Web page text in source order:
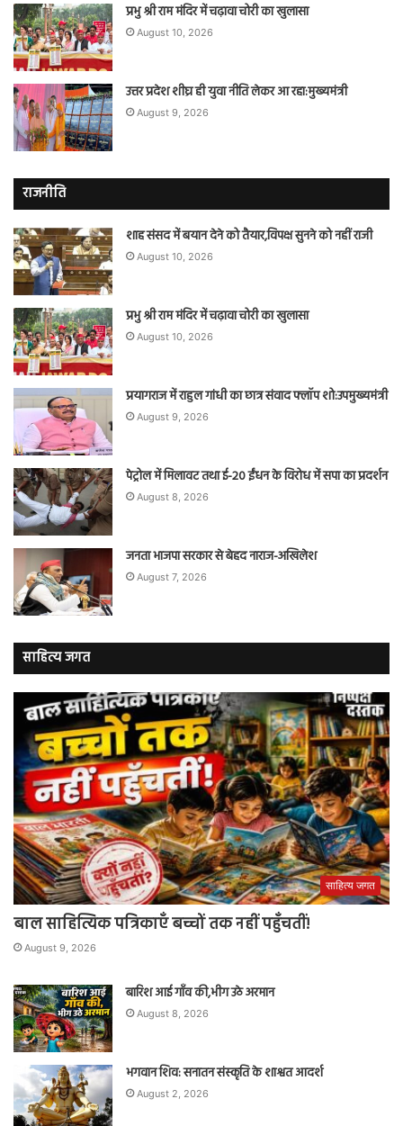
प्रभु श्री राम मंदिर में चढ़ावा चोरी का खुलासा
August 10, 2026
उत्तर प्रदेश शीघ्र ही युवा नीति लेकर आ रहा:मुख्यमंत्री
August 9, 2026
राजनीति
शाह संसद में बयान देने को तैयार,विपक्ष सुनने को नहीं राजी
August 10, 2026
प्रभु श्री राम मंदिर में चढ़ावा चोरी का खुलासा
August 10, 2026
प्रयागराज में राहुल गांधी का छात्र संवाद फ्लॉप शो:उपमुख्यमंत्री
August 9, 2026
पेट्रोल में मिलावट तथा ई-20 ईंधन के विरोध में सपा का प्रदर्शन
August 8, 2026
जनता भाजपा सरकार से बेहद नाराज-अखिलेश
August 7, 2026
साहित्य जगत
साहित्य जगत
बाल साहित्यिक पत्रिकाएँ बच्चों तक नहीं पहुँचतीं!
August 9, 2026
बारिश आई गाँव की,भीग उठे अरमान
August 8, 2026
भगवान शिव: सनातन संस्कृति के शाश्वत आदर्श
August 2, 2026